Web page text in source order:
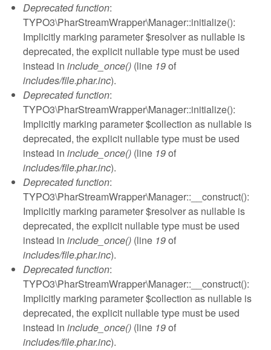
Deprecated function:
TYPO3\PharStreamWrapper\Manager::initialize():
Implicitly marking parameter $resolver as nullable is
deprecated, the explicit nullable type must be used
instead in include_once() (line 19of
includes/file.phar.inc).
Deprecated function:
TYPO3\PharStreamWrapper\Manager::initialize():
Implicitly marking parameter $collection as nullable is
deprecated, the explicit nullable type must be used
instead in include_once() (line 19of
includes/file.phar.inc).
Deprecated function:
TYPO3\PharStreamWrapper\Manager::__construct():
Implicitly marking parameter $resolver as nullable is
deprecated, the explicit nullable type must be used
instead in include_once() (line 19of
includes/file.phar.inc).
Deprecated function:
TYPO3\PharStreamWrapper\Manager::__construct():
Implicitly marking parameter $collection as nullable is
deprecated, the explicit nullable type must be used
instead in include_once() (line 19of
includes/file.phar.inc).